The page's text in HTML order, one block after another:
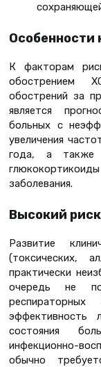
Особенности
К факторам
обострением
обострений за
является
больных с
увеличения
года, а также
заболевания.
Высокий
Развитие
(токсических,
практически
очередь не
эффективность
состояния
инфекционно-
обычно